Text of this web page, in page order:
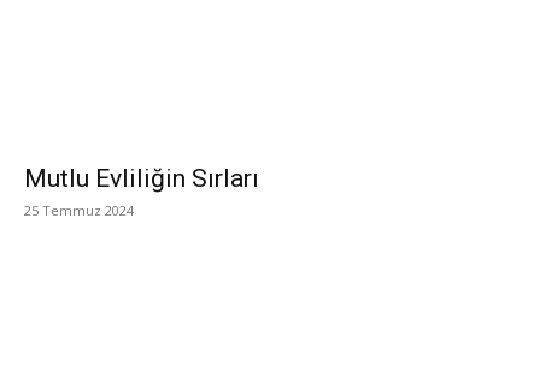
Mutlu Evliliğin Sırları
25 Temmuz 2024